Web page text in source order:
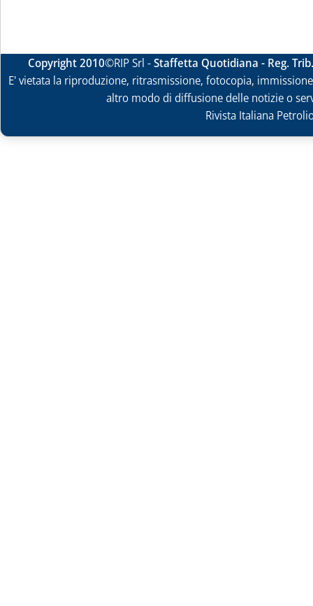
Copyright 2010©RIP Srl -Staffetta Quotidiana - Reg.
E' vietata la riproduzione, ritrasmissione, fotocopia,
altro modo di diffusione delle notizie o
Rivista Italiana